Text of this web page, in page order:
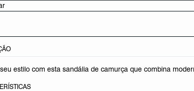
estilo com esta sandália de camurça que combina